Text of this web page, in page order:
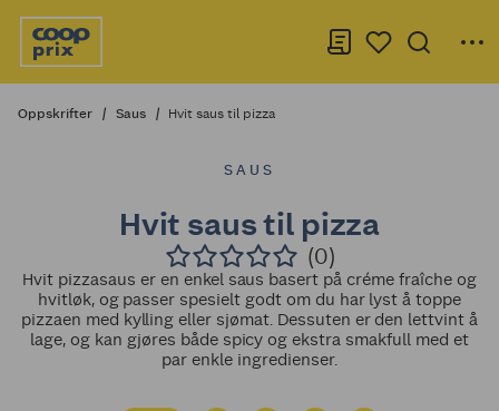
Oppskrifter Saus Hvit saus til pizza
SAUS
Hvit saus til pizza
(0)
Hvit pizzasaus er en enkel saus basert på créme fraîche og
hvitløk, og passer spesielt godt om du har lyst å toppe
pizzaen med kylling eller sjømat. Dessuten er den lettvint å
lage, og kan gjøres både spicy og ekstra smakfull med et
par enkle ingredienser.